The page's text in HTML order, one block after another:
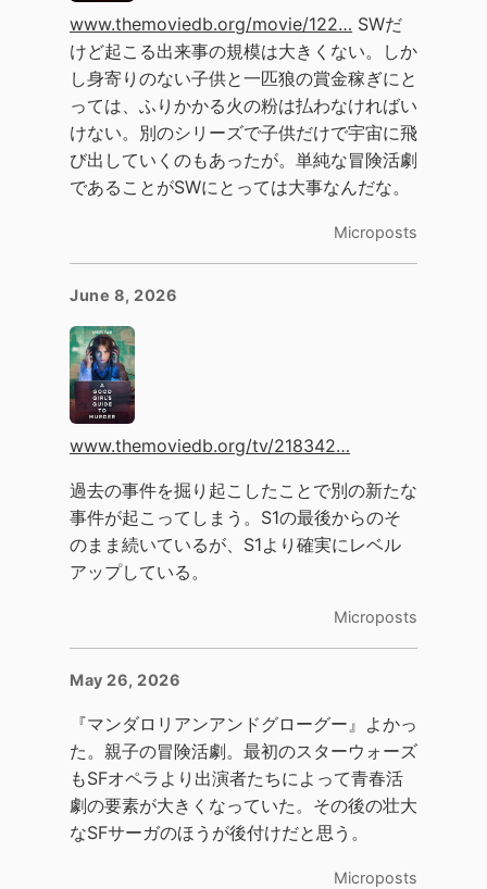
www.themoviedb.org/movie/122… SWだ
けど起こる出来事の規模は大きくない。しか
し身寄りのない子供と一匹狼の賞金稼ぎにと
っては、ふりかかる火の粉は払わなければい
けない。別のシリーズで子供だけで宇宙に飛
び出していくのもあったが。単純な冒険活劇
であることがSWにとっては大事なんだな。
Microposts
June 8, 2026
www.themoviedb.org/tv/218342…
過去の事件を掘り起こしたことで別の新たな
事件が起こってしまう。S1の最後からのそ
のまま続いているが、S1より確実にレベル
アップしている。
Microposts
May 26, 2026
『マンダロリアンアンドグローグー』よかっ
た。親子の冒険活劇。最初のスターウォーズ
もSFオペラより出演者たちによって青春活
劇の要素が大きくなっていた。その後の壮大
なSFサーガのほうが後付けだと思う。
Microposts